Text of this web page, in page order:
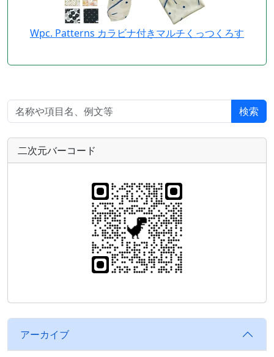
Wpc. Patterns カラビナ付きマルチくっつくろす
検索
二次元バーコード
アーカイブ